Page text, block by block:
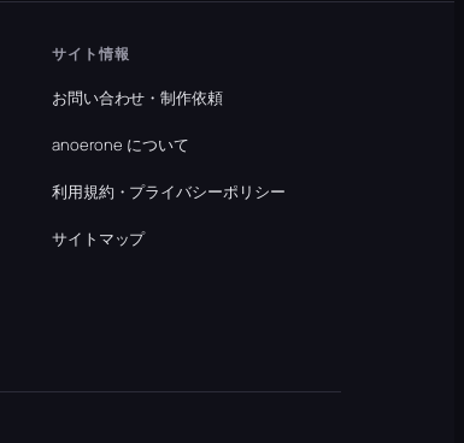
サイト情報
お問い合わせ・制作依頼
anoerone について
利用規約・プライバシーポリシー
サイトマップ